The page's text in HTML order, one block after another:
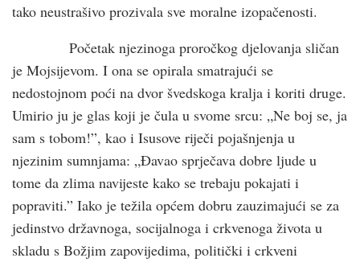
tako neustrašivo prozivala sve moralne izopačenosti.
Početak njezinoga proročkog djelovanja sličan
je Mojsijevom. I ona se opirala smatrajući se
nedostojnom poći na dvor švedskoga kralja i koriti druge.
Umirio ju je glas koji je čula u svome srcu: „Ne boj se, ja
sam s tobom!”, kao i Isusove riječi pojašnjenja u
njezinim sumnjama: „Đavao sprječava dobre ljude u
tome da zlima navijeste kako se trebaju pokajati i
popraviti.” Iako je težila općem dobru zauzimajući se za
jedinstvo državnoga, socijalnoga i crkvenoga života u
skladu s Božjim zapovijedima, politički i crkveni